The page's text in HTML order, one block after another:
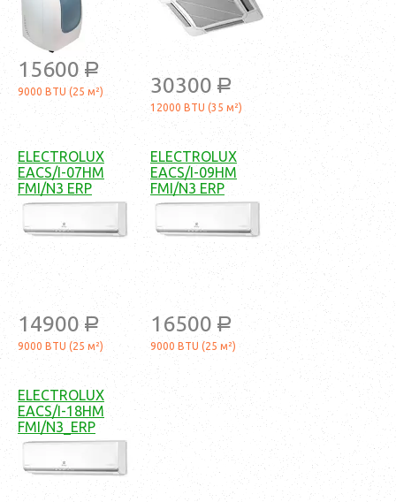
15600 a
9000 BTU (25 м²) 30300 a
12000 BTU (35 м²)
ELECTROLUX
EACS/I-07HM
FMI/N3 ERP
14900 a
9000 BTU (25 м²)
ELECTROLUX
EACS/I-09HM
FMI/N3 ERP
16500 a
9000 BTU (25 м²)
ELECTROLUX
EACS/I-18HM
FMI/N3_ERP